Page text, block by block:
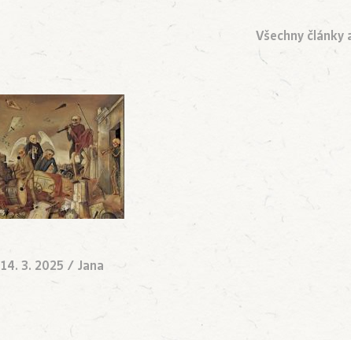
Všechny
14. 3. 2025 / Jana